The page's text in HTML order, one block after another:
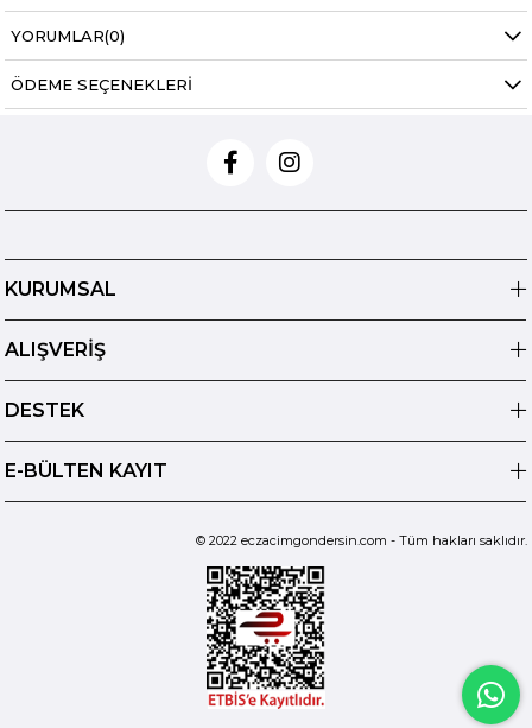
YORUMLAR(0)
ÖDEME SEÇENEKLERI
KURUMSAL
ALIŞVERİŞ
DESTEK
E-BÜLTEN KAYIT
© 2022 eczacimgondersin.com - Tüm hakları saklıdır.